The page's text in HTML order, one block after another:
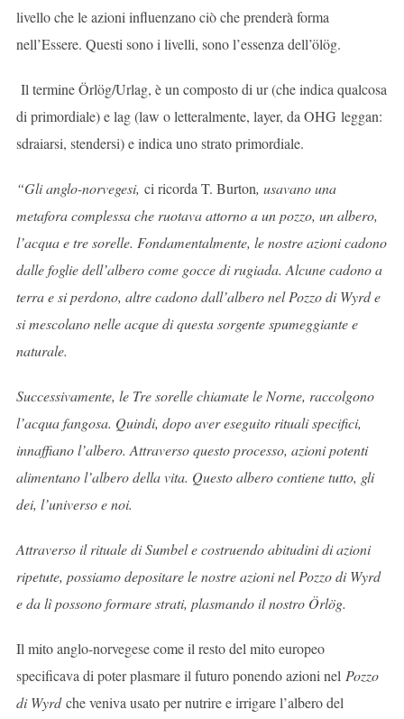
livello che le azioni influenzano ciò che prenderà forma
nell’Essere. Questi sono i livelli, sono l’essenza dell’ölög.
Il termine Örlög/Urlag, è un composto di ur (che indica qualcosa
di primordiale) e lag (law o letteralmente, layer, da OHG leggan:
sdraiarsi, stendersi) e indica uno strato primordiale.
“Gli anglo-norvegesi, ci ricorda T. Burton, usavano una
metafora complessa che ruotava attorno a un pozzo, un albero,
l’acqua e tre sorelle. Fondamentalmente, le nostre azioni cadono
dalle foglie dell’albero come gocce di rugiada. Alcune cadono a
terra e si perdono, altre cadono dall’albero nel Pozzo di Wyrd e
si mescolano nelle acque di questa sorgente spumeggiante e
naturale.
Successivamente, le Tre sorelle chiamate le Norne, raccolgono
l’acqua fangosa. Quindi, dopo aver eseguito rituali specifici,
innaffiano l’albero. Attraverso questo processo, azioni potenti
alimentano l’albero della vita. Questo albero contiene tutto, gli
dei, l’universo e noi.
Attraverso il rituale di Sumbel e costruendo abitudini di azioni
ripetute, possiamo depositare le nostre azioni nel Pozzo di Wyrd
e da lì possono formare strati, plasmando il nostro Örlög.
Il mito anglo-norvegese come il resto del mito europeo
specificava di poter plasmare il futuro ponendo azioni nel Pozzo
di Wyrdche veniva usato per nutrire e irrigare l’albero del